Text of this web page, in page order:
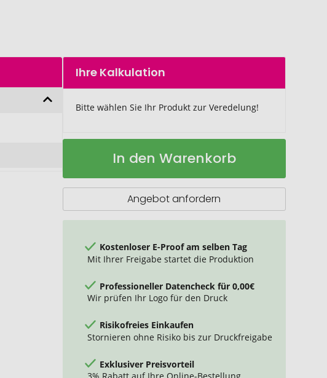
Ihre Kalkulation
Bitte wählen Sie Ihr Produkt zur Veredelung!
Sharpie®
Kugelschreiber
Auf
In den Warenkorb
Angebot anfordern
Kostenloser E-Proof am selben Tag
Mit Ihrer Freigabe startet die Produktion
Professioneller Datencheck für 0,00€
Wir prüfen Ihr Logo für den Druck
Risikofreies Einkaufen
Stornieren ohne Risiko bis zur Druckfreigabe
Exklusiver Preisvorteil